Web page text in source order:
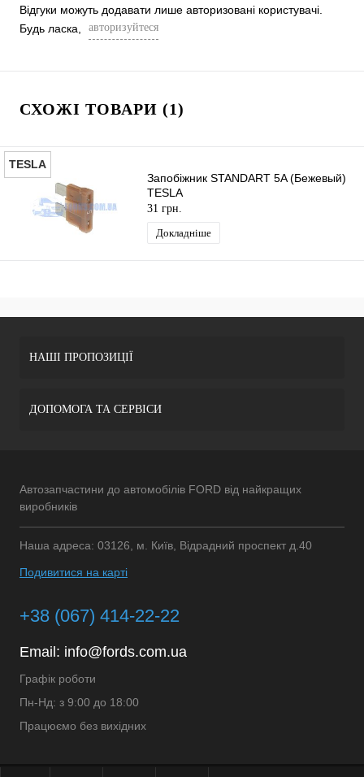
Відгуки можуть додавати лише авторизовані користувачі.
Будь ласка,
авторизуйтеся
СХОЖІ ТОВАРИ (1)
TESLA
Запобіжник STANDART 5A (Бежевый)
TESLA
31 грн.
Докладніше
НАШІ ПРОПОЗИЦІЇ
ДОПОМОГА ТА СЕРВІСИ
Автозапчастини до автомобілів FORD від найкращих
виробників
Наша адреса: 03126, м. Київ, Відрадний проспект д.40
Подивитися на карті
+38 (067) 414-22-22
Email: info@fords.com.ua
Графік роботи
Пн-Нд: з 9:00 до 18:00
Працюємо без вихідних